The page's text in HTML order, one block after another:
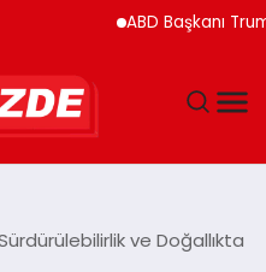
ABD Başkanı
ve Doğallıkta